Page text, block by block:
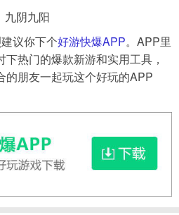
议你下个好游快爆APP。APP里
热门的爆款新游和实用工具，
的朋友一起玩这个好玩的APP